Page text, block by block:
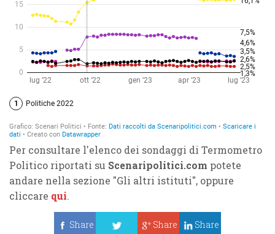
Per consultare l'elenco dei sondaggi di Termometro
Politico riportati su Scenaripolitici.com potete
andare nella sezione "Gli altri istituti", oppure
cliccare qui.
Share
Share Share